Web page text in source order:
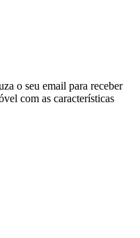
o seu email para receber
com as características